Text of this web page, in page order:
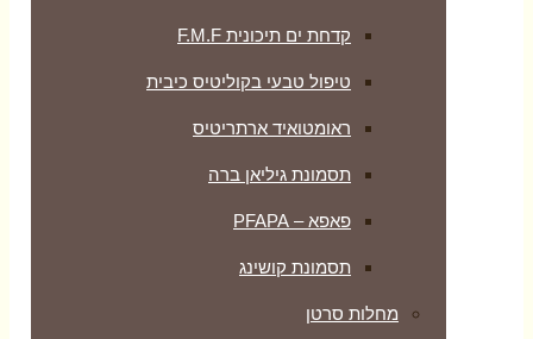
קדחת ים תיכונית F.M.F
טיפול טבעי בקוליטיס כיבית
ראומטואיד ארתריטיס
תסמונת גיליאן ברה
פאפא – PFAPA
תסמונת קושינג
מחלות סרטן